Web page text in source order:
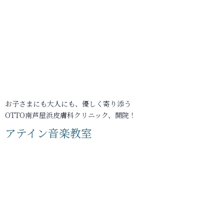
お子さまにも大人にも、優しく寄り添う
OTTO南芦屋浜皮膚科クリニック、開院！
アテイン音楽教室